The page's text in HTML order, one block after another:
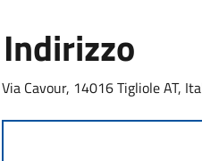
Indirizzo
Via Cavour, 14016 Tigliole AT,